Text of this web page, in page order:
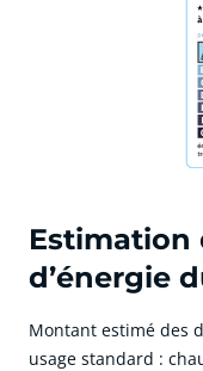
Estimation
d’énergie
Montant estimé des
usage standard :